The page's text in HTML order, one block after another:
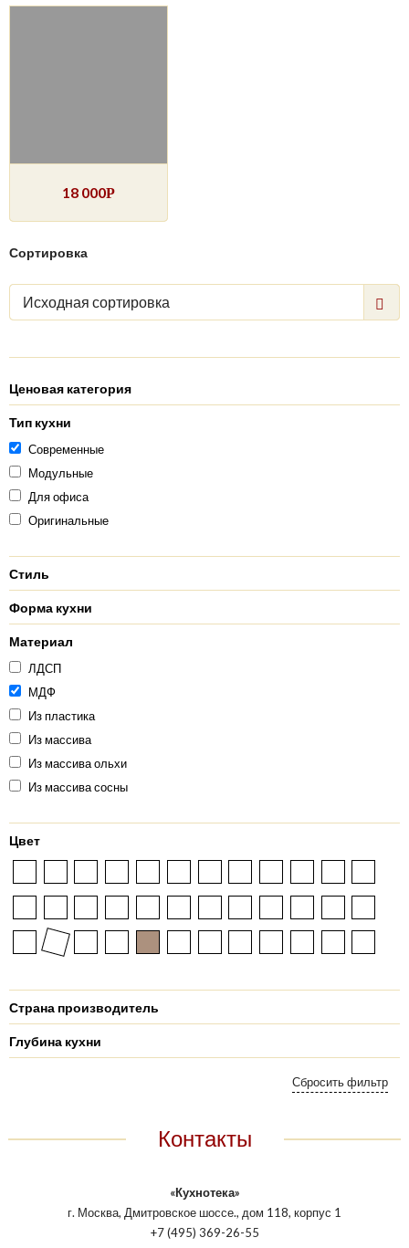
18 000Р
Сортировка
Исходная сортировка
Ценовая категория
Тип кухни
Современные
Модульные
Для офиса
Оригинальные
Стиль
Форма кухни
Материал
ЛДСП
МДФ
Из пластика
Из массива
Из массива ольхи
Из массива сосны
Цвет
Страна производитель
Глубина кухни
Контакты
«Кухнотека»
г. Москва, Дмитровское шоссе., дом 118, корпус 1
+7 (495) 369-26-55